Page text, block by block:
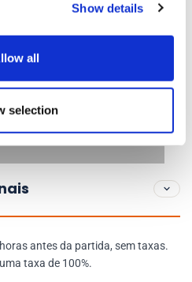
Show details
all
selection
antes da partida, sem taxas.
taxa de 100%.